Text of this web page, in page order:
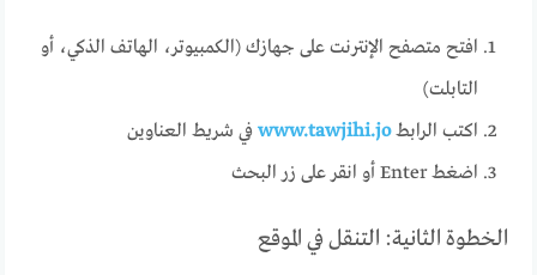
افتح متصفح الإنترنت على جهازك (الكمبيوتر، الهاتف الذكي، أو
التابلت)
اكتب الرابطwww.tawjihi.jo في شريط العناوين
اضغط Enter أو انقر على زر البحث
الخطوة الثانية: التنقل في الموقع